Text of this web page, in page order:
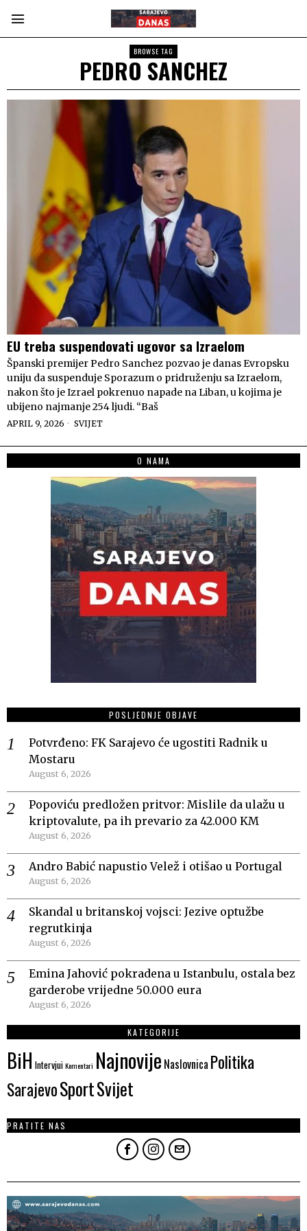
BROWSE TAG
PEDRO SANCHEZ
EU treba suspendovati ugovor sa Izraelom
Španski premijer Pedro Sanchez pozvao je danas Evropsku
uniju da suspenduje Sporazum o pridruženju sa Izraelom,
nakon što je Izrael pokrenuo napade na Liban, u kojima je
ubijeno najmanje 254 ljudi. “Baš
APRIL 9, 2026 SVIJET
O NAMA
POSLJEDNJE OBJAVE
Potvrđeno: FK Sarajevo će ugostiti Radnik u
Mostaru
August 6, 2026
Popoviću predložen pritvor: Mislile da ulažu u
kriptovalute, pa ih prevario za 42.000 KM
August 6, 2026
Andro Babić napustio Velež i otišao u Portugal
August 6, 2026
Skandal u britanskoj vojsci: Jezive optužbe
regrutkinja
August 6, 2026
Emina Jahović pokradena u Istanbulu, ostala bez
garderobe vrijedne 50.000 eura
August 6, 2026
KATEGORIJE
BiH IntervjuiKomentari Najnovije Naslovnica Politika
SarajevoSportSvijet
PRATITE NAS